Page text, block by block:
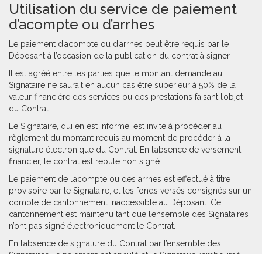
Utilisation du service de paiement
d’acompte ou d’arrhes
Le paiement d’acompte ou d’arrhes peut être requis par le
Déposant à l’occasion de la publication du contrat à signer.
Il est agréé entre les parties que le montant demandé au
Signataire ne saurait en aucun cas être supérieur à 50% de la
valeur financière des services ou des prestations faisant l’objet
du Contrat.
Le Signataire, qui en est informé, est invité à procéder au
règlement du montant requis au moment de procéder à la
signature électronique du Contrat. En l’absence de versement
financier, le contrat est réputé non signé.
Le paiement de l’acompte ou des arrhes est effectué à titre
provisoire par le Signataire, et les fonds versés consignés sur un
compte de cantonnement inaccessible au Déposant. Ce
cantonnement est maintenu tant que l’ensemble des Signataires
n’ont pas signé électroniquement le Contrat.
En l’absence de signature du Contrat par l’ensemble des